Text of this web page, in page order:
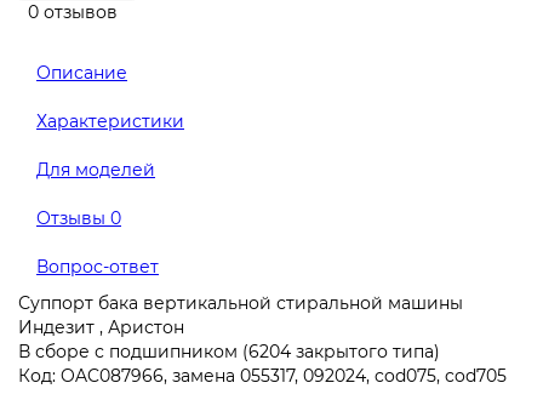
0 отзывов
Описание
Характеристики
Для моделей
Отзывы 0
Вопрос-ответ
Суппорт бака вертикальной стиральной машины
Индезит , Аристон
В сборе с подшипником (6204 закрытого типа)
Код: OAC087966, замена 055317, 092024, cod075, cod705